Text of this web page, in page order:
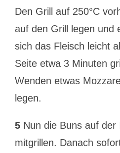
Den Grill auf 250°C
auf den Grill legen und
sich das Fleisch leicht
Seite etwa 3 Minuten
Wenden etwas
legen.
5Nun die Buns auf der
mitgrillen. Danach